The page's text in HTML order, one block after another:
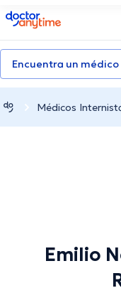
doctoranytime
Encuentra un médico
Médicos
Emilio